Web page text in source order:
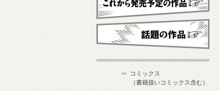
これから発売予定
コミックス
（書籍扱いコミックス含む）